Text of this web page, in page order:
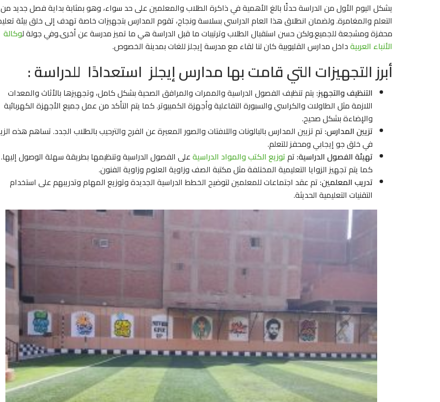
يشكل اليوم الأول من الدراسة حدثًا بالغ الأهمية في ذاكرة الطلاب والمعلمين على حد سواء، وهو بمثابة بداية فصل جديد من
التعلم والمغامرة. ولضمان انطلاق هذا العام الدراسي بسلاسة ونجاح، تقوم المدارس بتجهيزات خاصة تهدف إلى خلق بيئة
محفزة ومشجعة للجميع.ولكن حسن استقبال الطلاب وترتيبات ما قبل الدراسة هي ما تميز مدرسة عن أخرى.وفي جولة لوكالة
الأنباء العربيةداخل مدارس القليوبية كان لنا لقاء مع مدرسة إيجلز للغات بمدينة الخصوص.
أبرز التجهيزات التي قامت بها مدارس إيجلز استعدادًا للدراسة :
التنظيف والتجهيز: يتم تنظيف الفصول الدراسية والممرات والمرافق الصحية بشكل كامل، وتجهيزها بالأثاث والمعدات
اللازمة مثل الطاولات والكراسي والسبورة التفاعلية وأجهزة الكمبيوتر. كما يتم التأكد من عمل جميع الأجهزة الكهربائية
والإضاءة بشكل صحيح.
تزيين المدارس: تم تزيين المدارس بالبالونات واللافتات والصور المعبرة عن الفرح والترحيب بالطلاب الجدد. تساهم هذه
في خلق جو إيجابي ومحفز للتعلم.
تهيئة الفصول الدراسية: تمتوزيع الكتب والمواد الدراسيةعلى الفصول الدراسية وتنظيمها بطريقة سهلة الوصول إليها.
كما يتم تجهيز الزوايا التعليمية المختلفة مثل مكتبة الصف وزاوية العلوم وزاوية الفنون.
تدريب المعلمين: تم عقد اجتماعات للمعلمين لتوضيح الخطط الدراسية الجديدة وتوزيع المهام وتدريبهم على استخدام
التقنيات التعليمية الحديثة.